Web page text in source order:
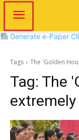
Generate e-Paper
Tags The 'Golden
Tag: The